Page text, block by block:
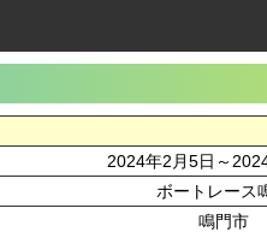
2024年2月5日～
ボートレース
鳴門市